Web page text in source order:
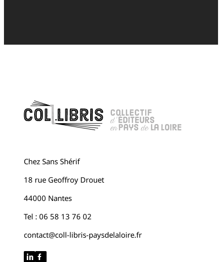
Chez Sans Shérif
18 rue Geoffroy Drouet
44000 Nantes
Tel : 06 58 13 76 02
contact@coll-libris-paysdelaloire.fr